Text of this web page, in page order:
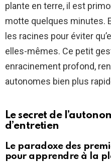
plante en terre, il est
motte quelques minutes.
les racines pour éviter
elles-mêmes. Ce petit
enracinement profond,
autonomes bien plus
Le secret de
d’entretien
Le paradoxe des
pour apprendre à la